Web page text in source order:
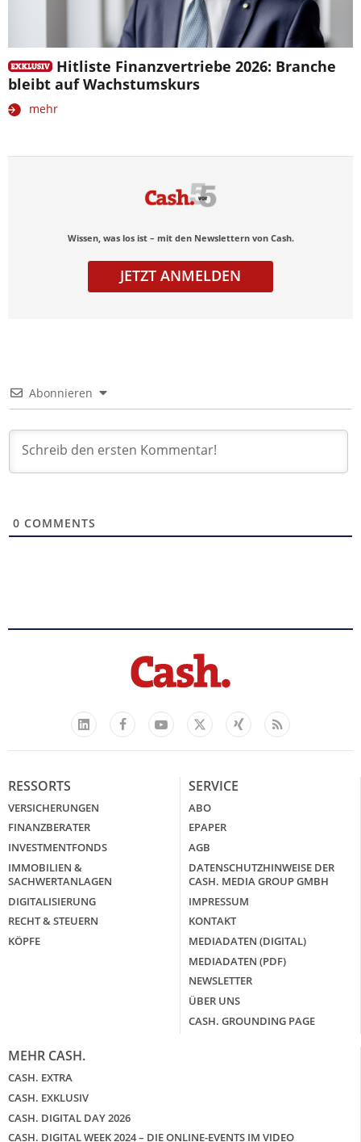
Hitliste Finanzvertriebe 2026: Branche
bleibt auf Wachstumskurs
mehr
Wissen, was los ist – mit den Newslettern von Cash.
JETZT ANMELDEN
Abonnieren
0 COMMENTS
LinkedIn
FacebookYouTube
X
Xing Feed
RESSORTS
VERSICHERUNGEN
FINANZBERATER
INVESTMENTFONDS
IMMOBILIEN &
SACHWERTANLAGEN
DIGITALISIERUNG
RECHT & STEUERN
KÖPFE
SERVICE
ABO
EPAPER
AGB
DATENSCHUTZHINWEISE DER
CASH. MEDIA GROUP GMBH
IMPRESSUM
KONTAKT
MEDIADATEN (DIGITAL)
MEDIADATEN (PDF)
NEWSLETTER
ÜBER UNS
CASH. GROUNDING PAGE
MEHR CASH.
CASH. EXTRA
CASH. EXKLUSIV
CASH. DIGITAL DAY 2026
CASH. DIGITAL WEEK 2024 – DIE ONLINE-EVENTS IM VIDEO